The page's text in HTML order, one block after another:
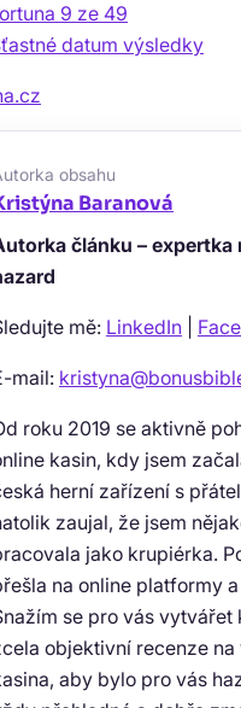
9 ze 49
datum výsledky
obsahu
Baranová
článku – expertka
mě: LinkedIn
mail:
roku 2019 se aktivně
kasin, kdy jsem
herní zařízení s
zaujal, že jsem
jako krupiérka.
na online platformy
se pro vás vytvářet
objektivní recenze na
aby bylo pro vás